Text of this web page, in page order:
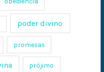
poder divino
promesas
prójimo